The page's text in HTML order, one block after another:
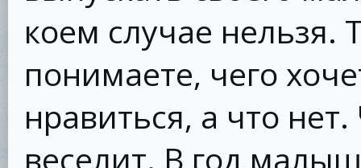
коем случае нельзя.
понимаете, чего
нравиться, а что
веселит. В год